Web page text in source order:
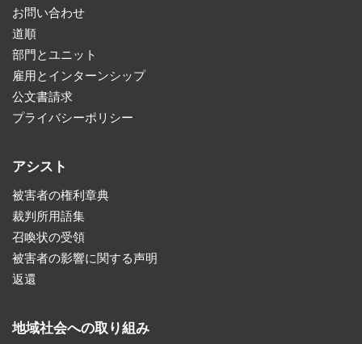
お問い合わせ
道順
部門とユニット
雇用とインターンシップ
公文書請求
プライバシーポリシー
アシスト
被害者の権利章典
裁判所用語集
召喚状の受領
被害者の影響に関する声明
返還
地域社会への取り組み